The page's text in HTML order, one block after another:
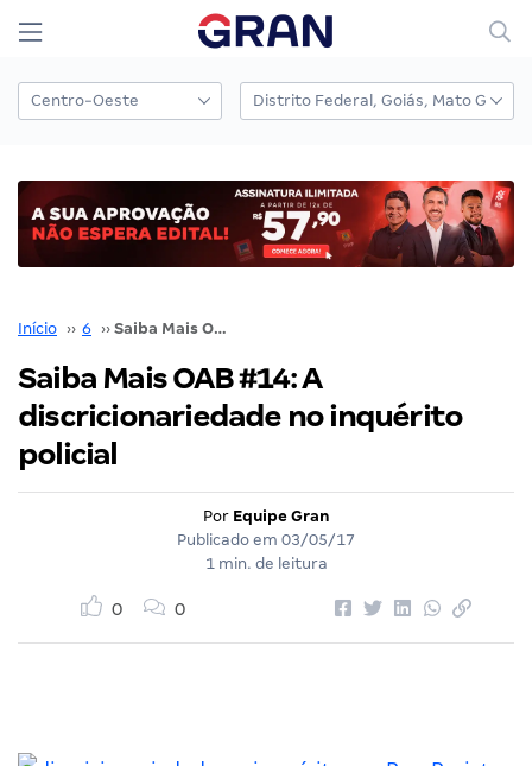
Início ›› 6 ›› Saiba Mais OAB #14: A discricionariedade no inquérito policial
Saiba Mais OAB #14: A
discricionariedade no inquérito
policial
Por Equipe Gran
Publicado em 03/05/17
1 min. de leitura
0 0